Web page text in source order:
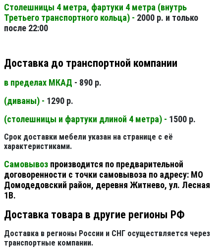
Столешницы 4 метра, фартуки 4 метра (внутрь
Третьего транспортного кольца) - 2000 р. и только
после 22:00
Доставка до транспортной компании
в пределах МКАД - 890 р.
(диваны) - 1290 р.
(столешницы и фартуки длиной 4 метра) - 1500 р.
Срок доставки мебели указан на странице с её
характеристиками.
Самовывоз производится по предварительной
договоренности с точки самовывоза по адресу: МО
Домодедовский район, деревня Житнево, ул. Лесная
1В.
Доставка товара в другие регионы РФ
Доставка в регионы России и СНГ осуществляется через
транспортные компании.